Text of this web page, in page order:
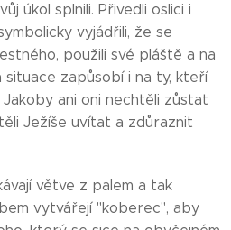
úkol splnili. Přivedli oslici i
vyjádřili, že se
použili své pláště a na
situace zapůsobí i na ty, kteří
ani oni nechtěli zůstat
Ježíše uvítat a zdůraznit
větve z palem a tak
vytvářejí "koberec", aby